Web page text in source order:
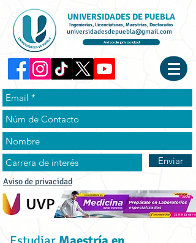
UNIVERSIDADES DE PUEBLA
Ingenierías, Licenciaturas, Maestrías, Doctorados
universidadesdepuebla@gmail.com
Aviso de privacidad
Enviar
Aviso de privacidad